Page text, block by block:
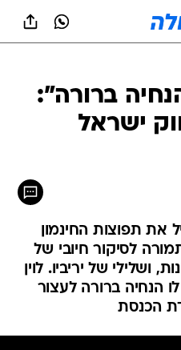
ברורה":
ישראל
את תפוצות החינמון
לסיקור חיובי של
ושלילי של יריביו. לוין
הנחיה ברורה לעצור
הכנסת